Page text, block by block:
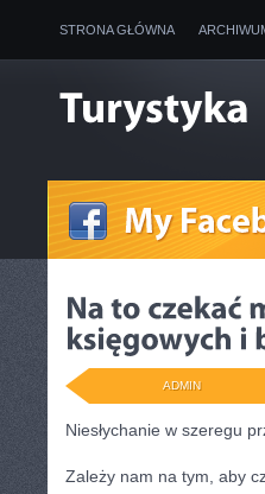
STRONA GŁÓWNA
ADMIN
Niesłychanie w szeregu
Zależy nam na tym, aby